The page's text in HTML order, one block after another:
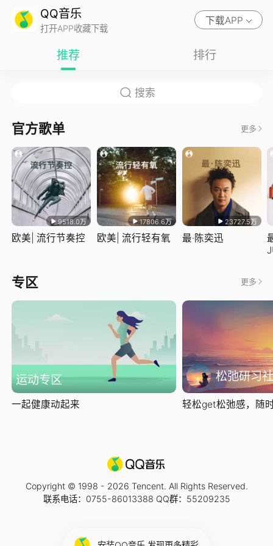
QQ音乐
打开APP收藏下载
下载APP
推荐 排行
官方歌单 更多
9518.0万
欧美| 流行节奏控
17806.6万
欧美| 流行轻有氧
23727.5万
最·陈奕迅
专区 更多
运动专区
一起健康动起来
松弛研习社
轻松get松弛感，随
Copyright © 1998 - 2026 Tencent. All Rights Reserved.
联系电话：0755-86013388 QQ群：55209235